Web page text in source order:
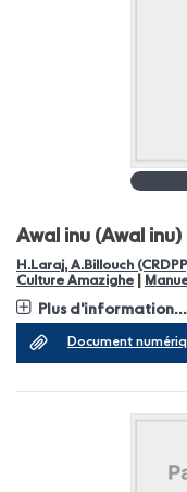
Awal inu (Awal inu)
H.Laraj, A.Billouch
Culture Amazighe
Plus d'information...
Document